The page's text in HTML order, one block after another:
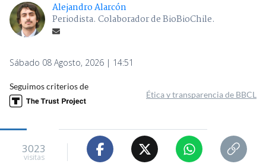
Alejandro Alarcón
Periodista. Colaborador de BioBioChile.
Sábado 08 Agosto, 2026 | 14:51
Seguimos criterios de
Ética y transparencia de BBCL
3023
visitas